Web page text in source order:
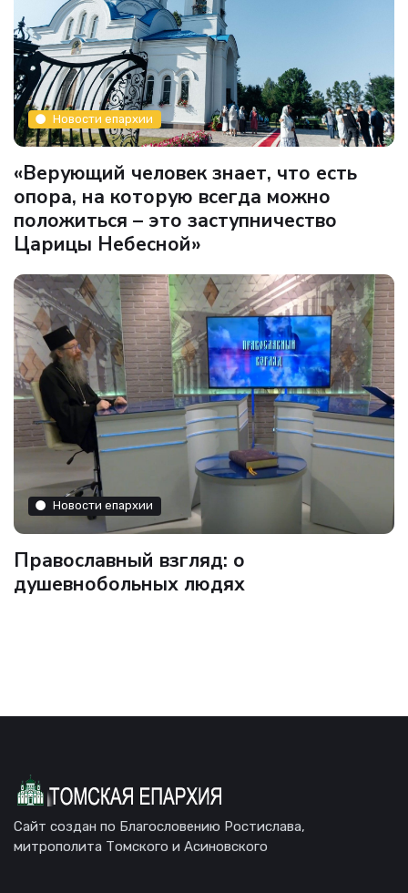
Новости епархии
«Верующий человек знает, что есть
опора, на которую всегда можно
положиться – это заступничество
Царицы Небесной»
Новости епархии
Православный взгляд: о
душевнобольных людях
Сайт создан по Благословению Ростислава,
митрополита Томского и Асиновского